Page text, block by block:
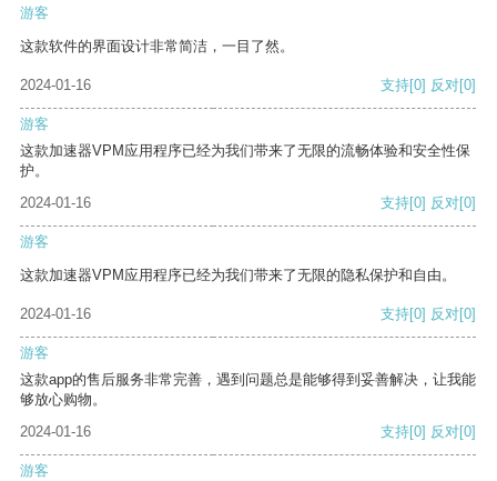
游客
这款软件的界面设计非常简洁，一目了然。
2024-01-16 支持[0] 反对[0]
游客
这款加速器VPM应用程序已经为我们带来了无限的流畅体验和安全性保
护。
2024-01-16
支持[0] 反对[0]
游客
这款加速器VPM应用程序已经为我们带来了无限的隐私保护和自由。
2024-01-16 支持[0] 反对[0]
游客
这款app的售后服务非常完善，遇到问题总是能够得到妥善解决，让我能
够放心购物。
2024-01-16
支持[0] 反对[0]
游客